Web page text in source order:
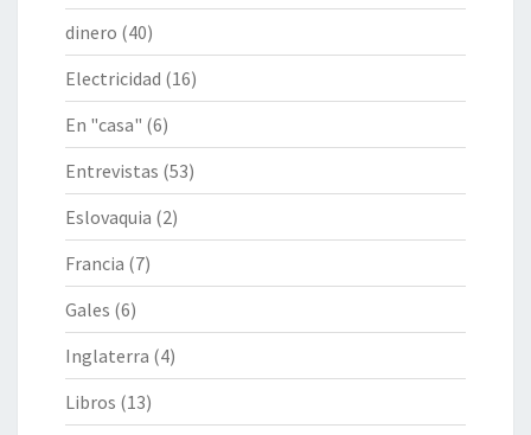
dinero (40)
Electricidad (16)
En "casa" (6)
Entrevistas (53)
Eslovaquia (2)
Francia (7)
Gales (6)
Inglaterra (4)
Libros (13)